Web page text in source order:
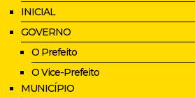
INICIAL
GOVERNO
O Prefeito
O Vice-Prefeito
MUNICÍPIO